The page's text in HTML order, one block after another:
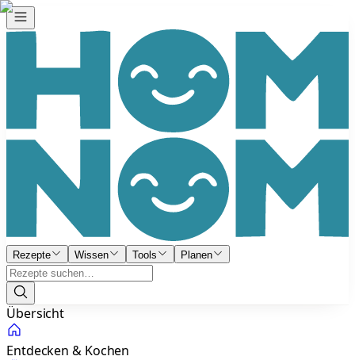
Rezepte Wissen Tools Planen
Übersicht
Entdecken & Kochen